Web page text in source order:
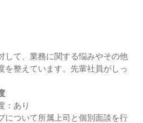
して、業務に関する悩みやその他
を整えています。先輩社員がしっ
：あり
について所属上司と個別面談を行